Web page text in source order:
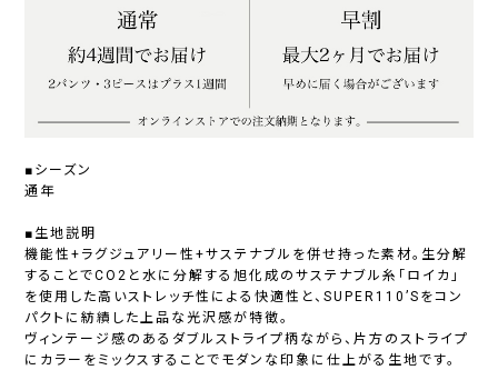
■シーズン
通年
■生地説明
機能性+ラグジュアリー性+サステナブルを併せ持った素材。生分解
することでCO2と水に分解する旭化成のサステナブル糸「ロイカ」
を使用した高いストレッチ性による快適性と、SUPER110’Sをコン
パクトに紡績した上品な光沢感が特徴。
ヴィンテージ感のあるダブルストライプ柄ながら、片方のストライプ
にカラーをミックスすることでモダンな印象に仕上がる生地です。